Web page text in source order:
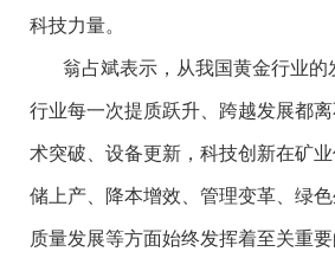
科技力量。
翁占斌表示，从我国黄金行业的
行业每一次提质跃升、跨越发展都
术突破、设备更新，科技创新在矿
储上产、降本增效、管理变革、绿
质量发展等方面始终发挥着至关重